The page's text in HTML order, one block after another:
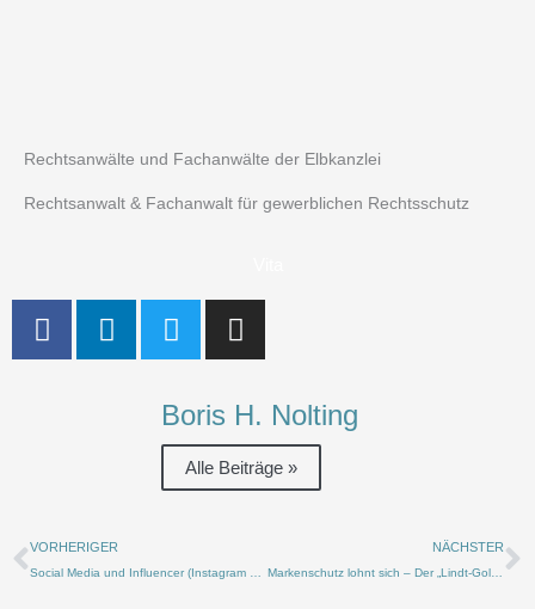
Rechtsanwälte und Fachanwälte der Elbkanzlei
Rechtsanwalt & Fachanwalt für gewerblichen Rechtsschutz
F
a
L
i
T
w
t
t
r
I
n
t
a
g
r
Boris H. Nolting
Alle Beiträge »
Zurück
VORHERIGER NÄCHSTER
Markenschutz lohnt sich – Der „Lindt-Goldhase“